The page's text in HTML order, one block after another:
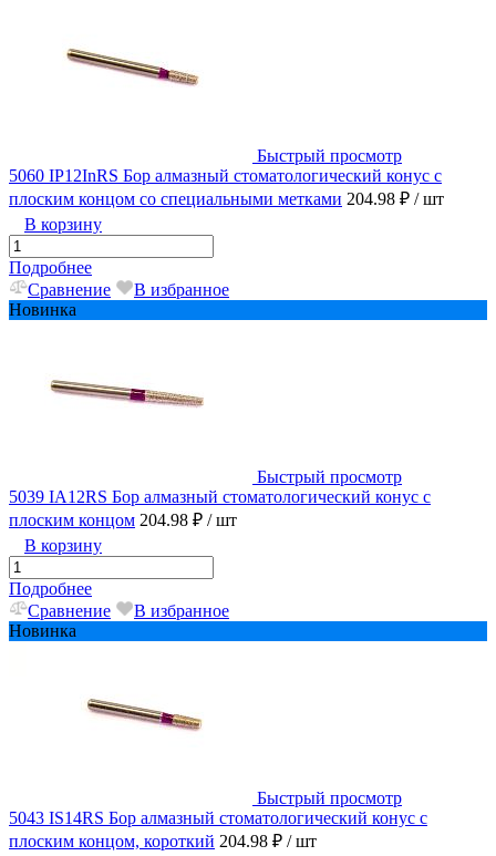
Быстрый просмотр
5060 IP12InRS Бор алмазный стоматологический конус с
плоским концом со специальными метками 204.98 ₽ / шт
В корзину
Подробнее
Сравнение
В избранное
Новинка
Быстрый просмотр
5039 IA12RS Бор алмазный стоматологический конус с
плоским концом 204.98 ₽ / шт
В корзину
Подробнее
Сравнение
В избранное
Новинка
Быстрый просмотр
5043 IS14RS Бор алмазный стоматологический конус с
плоским концом, короткий 204.98 ₽ / шт